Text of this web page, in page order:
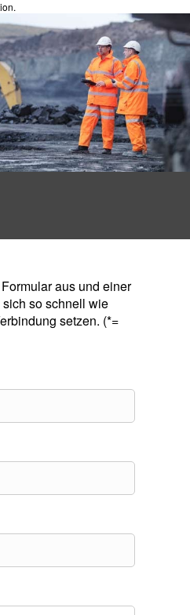
aus und einer
so schnell wie
setzen. (*=